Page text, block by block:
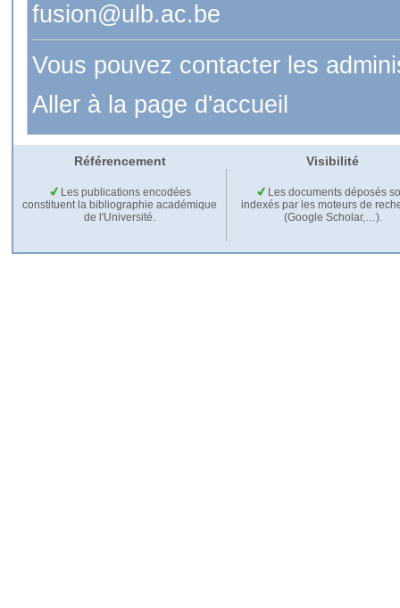
fusion@ulb.ac.be
Vous pouvez contacter les
Aller à la page d'accueil
Référencement Visibilité
Les publications encodées
constituent la bibliographie académique
de l'Université.
Les documents déposés
indexés par les moteurs de
(Google Scholar,…).